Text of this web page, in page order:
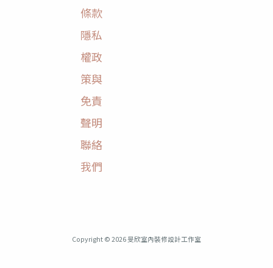
條款
隱私
權政
策與
免責
聲明
聯絡
我們
Copyright © 2026 旻欣室內裝修設計工作室